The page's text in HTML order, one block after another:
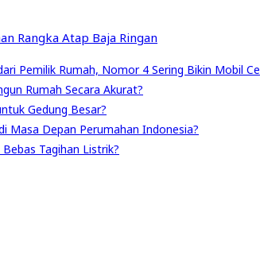
Rangka Atap Baja Ringan
Pemilik Rumah, Nomor 4 Sering Bikin Mobil
Rumah Secara Akurat?
Gedung Besar?
Masa Depan Perumahan Indonesia?
Tagihan Listrik?